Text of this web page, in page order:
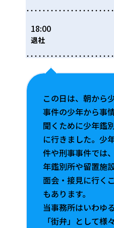
18:00
退社
この日は、朝から
事件の少年から事
聞くために少年鑑
に行きました。少
件や刑事事件では
年鑑別所や留置施
面会・接見に行く
もあります。
当事務所はいわゆる
「街弁」として様